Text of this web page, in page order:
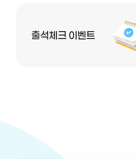
출석체크 이벤트